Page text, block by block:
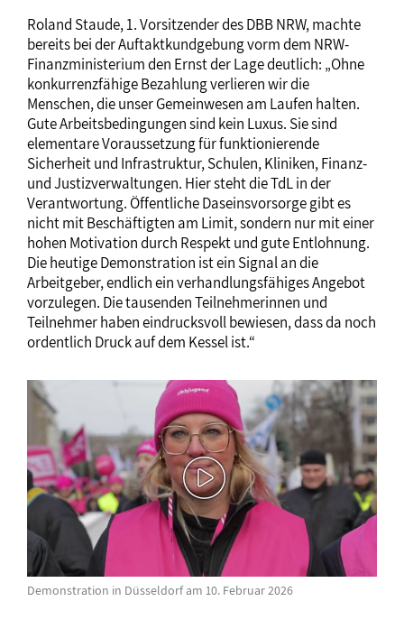
Roland Staude, 1. Vorsitzender des DBB NRW, machte
bereits bei der Auftaktkundgebung vorm dem NRW-
Finanzministerium den Ernst der Lage deutlich: „Ohne
konkurrenzfähige Bezahlung verlieren wir die
Menschen, die unser Gemeinwesen am Laufen halten.
Gute Arbeitsbedingungen sind kein Luxus. Sie sind
elementare Voraussetzung für funktionierende
Sicherheit und Infrastruktur, Schulen, Kliniken, Finanz-
und Justizverwaltungen. Hier steht die TdL in der
Verantwortung. Öffentliche Daseinsvorsorge gibt es
nicht mit Beschäftigten am Limit, sondern nur mit einer
hohen Motivation durch Respekt und gute Entlohnung.
Die heutige Demonstration ist ein Signal an die
Arbeitgeber, endlich ein verhandlungsfähiges Angebot
vorzulegen. Die tausenden Teilnehmerinnen und
Teilnehmer haben eindrucksvoll bewiesen, dass da noch
ordentlich Druck auf dem Kessel ist.“
Demonstration in Düsseldorf am 10. Februar 2026